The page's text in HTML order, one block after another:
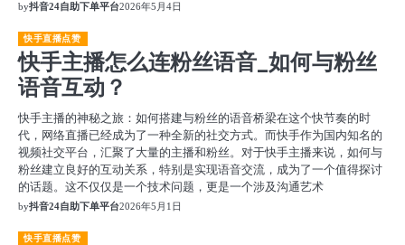
by抖音24自助下单平台2026年5月4日
快手直播点赞
快手主播怎么连粉丝语音_如何与粉丝
语音互动？
快手主播的神秘之旅：如何搭建与粉丝的语音桥梁在这个快节奏的时
代，网络直播已经成为了一种全新的社交方式。而快手作为国内知名的
视频社交平台，汇聚了大量的主播和粉丝。对于快手主播来说，如何与
粉丝建立良好的互动关系，特别是实现语音交流，成为了一个值得探讨
的话题。这不仅仅是一个技术问题，更是一个涉及沟通艺术
by抖音24自助下单平台2026年5月1日
快手直播点赞